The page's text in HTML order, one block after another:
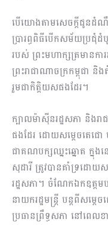
បើយោងតាមសេចក្តីជូនដំណឹង
ប្រារព្ធពិធីបើកសម័យប្រជុំដំ
របស់ ព្រះមហាក្សត្រមានកា
ព្រះរាជាណាចក្រកម្ពុជា
រួមជាកិត្តិយសផងដែរ។
ក្បាលម៉ាស៊ីនរដ្ឋសភា និងរា
ផងដែរ ដោយសម្តេចតេជ
ជាគណបក្សឈ្នះឆ្នោត ក្នុ
សុដារី ត្រូវបានគាំទ្រដោយស
រដ្ឋសភា។ ចំណែកឯកឧត្តម
នាយករដ្ឋមន្ត្រី បន្តពីស
ប្រធានព្រឹទ្ធសភា នៅពេល